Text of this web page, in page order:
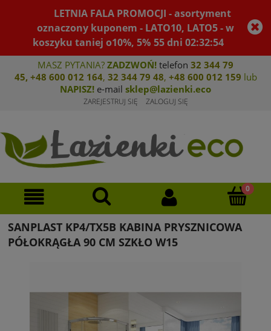
LETNIA FALA PROMOCJI - asortyment
oznaczony kuponem - LATO10, LATO5 - w
koszyku taniej o10%, 5% 55dni02:32:54
MASZ PYTANIA? ZADZWOŃ! telefon 32 344 79
45, +48 600 012 164, 32 344 79 48, +48 600 012 159 lub
NAPISZ! e-mail sklep@lazienki.eco
ZAREJESTRUJ SIĘ ZALOGUJ SIĘ
SANPLAST KP4/TX5B KABINA PRYSZNICOWA
PÓŁOKRĄGŁA 90 CM SZKŁO W15